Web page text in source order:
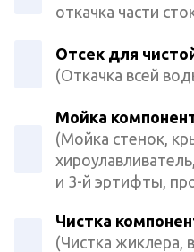
откачка части
Отсек для
(Откачка всей
Мойка
(Мойка стенок,
и 3-й эртифты,
Чистка
(Чистка жиклера,